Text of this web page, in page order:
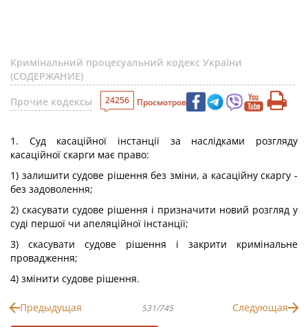
Кримінальний процесуальний кодекс України
(СОДЕРЖАНИЕ)
Прочие кодексы
24256 Просмотров
1. Суд касаційної інстанції за наслідками розгляду
касаційної скарги має право:
1) залишити судове рішення без зміни, а касаційну скаргу -
без задоволення;
2) скасувати судове рішення і призначити новий розгляд у
суді першої чи апеляційної інстанції;
3) скасувати судове рішення і закрити кримінальне
провадження;
4) змінити судове рішення.
Предыдущая 531/745 Следующая